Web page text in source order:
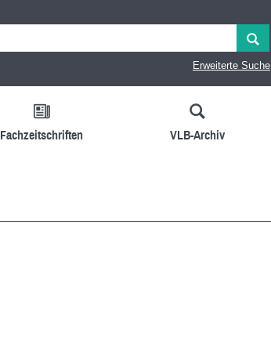
Erweiterte Suche
Fachzeitschriften VLB-Archiv